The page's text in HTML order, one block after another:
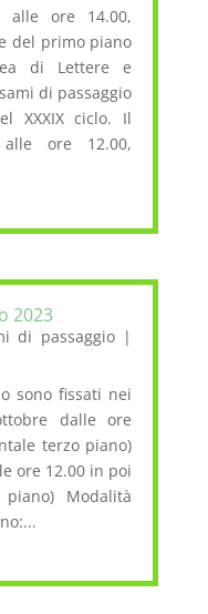
alle ore 14.00,
del primo piano
di Lettere e
di passaggio
XXXIX ciclo. Il
ore 12.00,
2023
di passaggio|
sono fissati nei
dalle ore
terzo piano)
ore 12.00 in poi
Modalità